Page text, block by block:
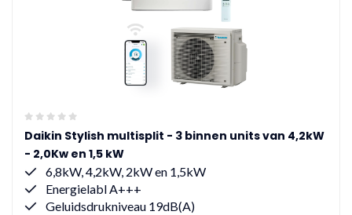
Daikin Stylish multisplit - 3 binnen units van 4,2kW
- 2,0Kw en 1,5 kW
6,8kW, 4,2kW, 2kW en 1,5kW
Energielabl A+++
Geluidsdrukniveau 19dB(A)